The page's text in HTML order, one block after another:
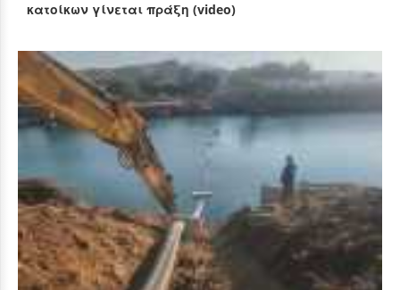
κατοίκων γίνεται πράξη (video)